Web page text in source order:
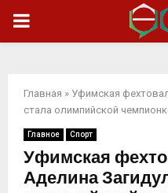
ОСНОВНОЕ
Главная » Уфимская
стала олимпийской
Главное Спорт
Уфимская
Аделина